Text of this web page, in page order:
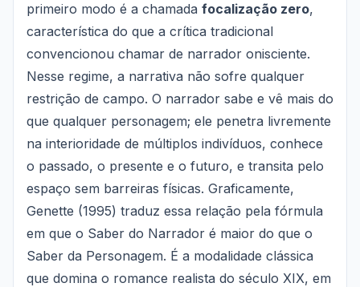
primeiro modo é a chamada focalização zero,
característica do que a crítica tradicional
convencionou chamar de narrador onisciente.
Nesse regime, a narrativa não sofre qualquer
restrição de campo. O narrador sabe e vê mais do
que qualquer personagem; ele penetra livremente
na interioridade de múltiplos indivíduos, conhece
o passado, o presente e o futuro, e transita pelo
espaço sem barreiras físicas. Graficamente,
Genette (1995) traduz essa relação pela fórmula
em que o Saber do Narrador é maior do que o
Saber da Personagem. É a modalidade clássica
que domina o romance realista do século XIX, em